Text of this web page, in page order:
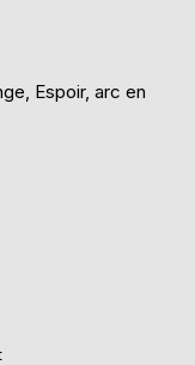
Espoir, arc en